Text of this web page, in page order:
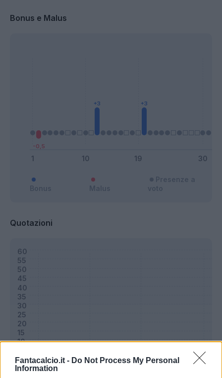
Fantacalcio.it - Do Not Process My Personal
Information
Bonus e Malus
Quotazioni